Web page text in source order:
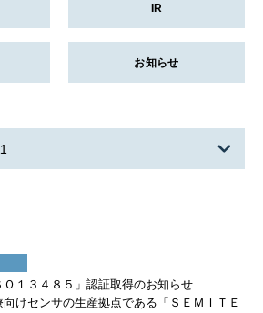
IR
お知らせ
１３４８５」認証取得のお知らせ
けセンサの生産拠点である「ＳＥＭＩＴＥ